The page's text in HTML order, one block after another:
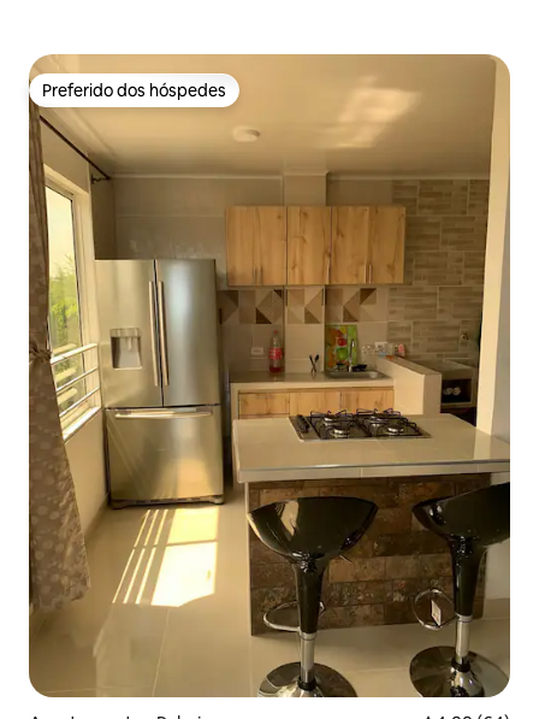
Preferido dos hóspedes
Preferido dos hóspedes